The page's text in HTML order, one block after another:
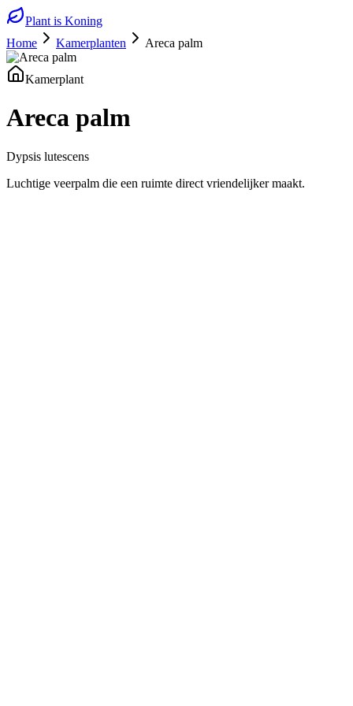
Plant is Koning
Home
Kamerplanten Areca palm
Kamerplant
Areca palm
Dypsis lutescens
Luchtige veerpalm die een ruimte direct vriendelijker maakt.